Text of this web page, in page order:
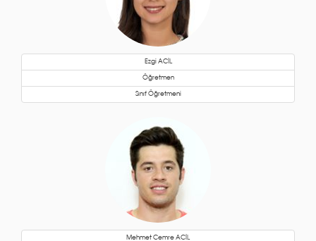
Ezgi ACİL
Öğretmen
Sınıf Öğretmeni
Mehmet Cemre ACİL